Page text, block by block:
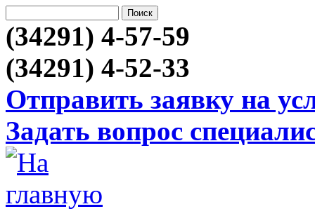
(34291) 4-57-59
(34291) 4-52-33
Отправить заявку на
Задать вопрос